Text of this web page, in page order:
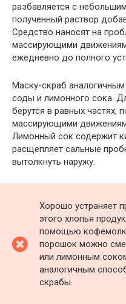
разбавляется с
полученный раствор
Средство наносят на
массирующими
ежедневно до полного
Маску-скраб
соды и лимонного сока.
берутся в равных частях,
массирующими
Лимонный сок содержит
расщепляет сальные
вытолкнуть наружу.
Хорошо устраняет
этого хлопья
помощью
порошок можно
или лимонным
аналогичным
скрабы.